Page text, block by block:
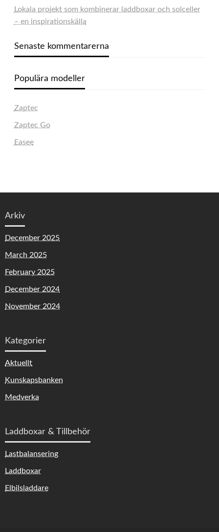
Lokala projekt som kombinerar laddboxar och solceller
– en inspirationskälla
Senaste kommentarerna
Populära modeller
Zaptec
Zaptec Go
Easee
Arkiv
December 2025
March 2025
February 2025
December 2024
November 2024
Kategorier
Aktuellt
Kunskapsbanken
Medverka
Laddboxar & Tillbehör
Lastbalansering
Laddboxar
Elbilsladdare